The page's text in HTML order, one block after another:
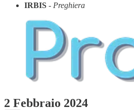
IRBIS - Preghiera
2 Febbraio 2024